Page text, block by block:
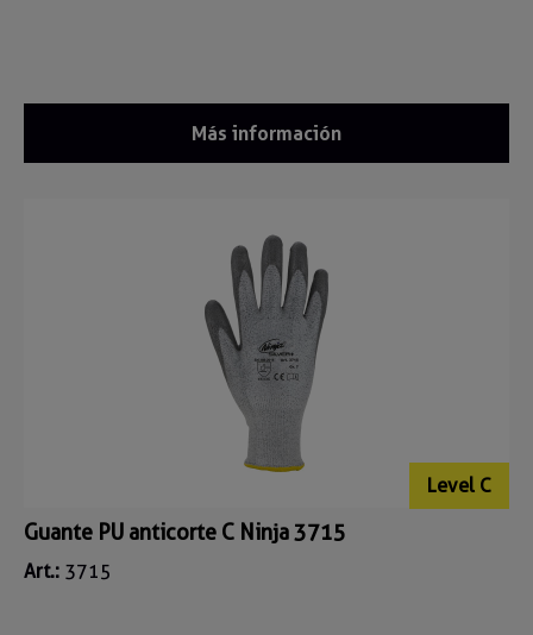
Más información
Level C
Guante PU anticorte C Ninja 3715
Art.: 3715